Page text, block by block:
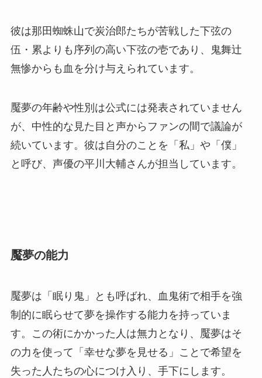
彼は那田蜘蛛山で炭治郎たちが苦戦した下弦の
伍・累よりも序列の高い下弦の壱であり、鬼舞辻
無惨からも血を分け与えられています。
魘夢の年齢や性別は公式には発表されていません
が、中性的な見た目と声からファンの間で議論が
続いています。彼は自分のことを「私」や「僕」
と呼び、声優の平川大輔さんが担当しています。
魘夢の能力
魘夢は「眠り鬼」とも呼ばれ、血鬼術で相手を強
制的に眠らせて夢を操作する能力を持っていま
す。この術にかかった人は無力となり、魘夢はそ
の力を使って「幸せな夢を見せる」ことで希望を
失った人たちの心につけ入り、手下にします。